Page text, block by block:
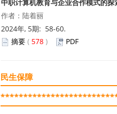
中职计算机教育与企业合作模式的探
作者：陆着丽
2024年, 5期: 58-60.
摘要 ( 578 ) PDF
民生保障